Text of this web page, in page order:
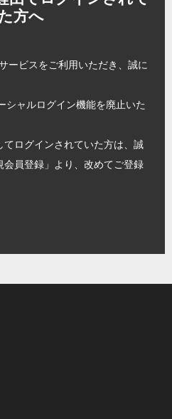
方へ
ービスをご利用いただき、誠に
ャルログイン機能を廃止いた
ログインされていた方は、誠
員登録」より、改めてご登録